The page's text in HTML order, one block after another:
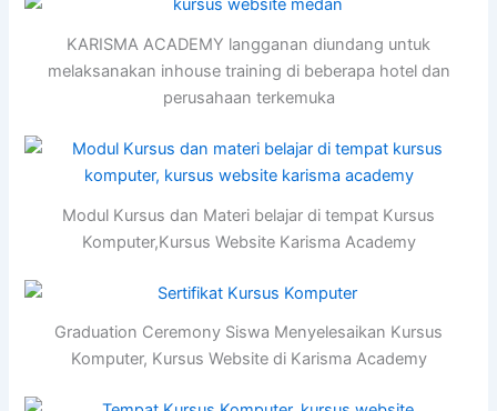
KARISMA ACADEMY langganan diundang untuk
melaksanakan inhouse training di beberapa hotel dan
perusahaan terkemuka
Modul Kursus dan Materi belajar di tempat Kursus
Komputer,Kursus Website Karisma Academy
Graduation Ceremony Siswa Menyelesaikan Kursus
Komputer, Kursus Website di Karisma Academy